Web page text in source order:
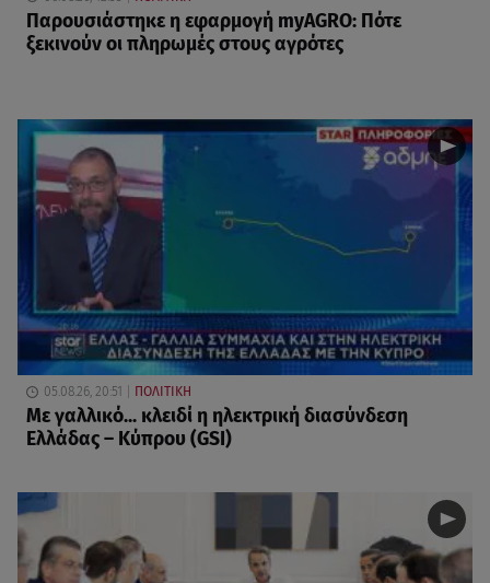
Παρουσιάστηκε η εφαρμογή myAGRO: Πότε
ξεκινούν οι πληρωμές στους αγρότες
05.08.26, 20:51 ΠΟΛΙΤΙΚΗ
Με γαλλικό... κλειδί η ηλεκτρική διασύνδεση
Ελλάδας – Κύπρου (GSI)